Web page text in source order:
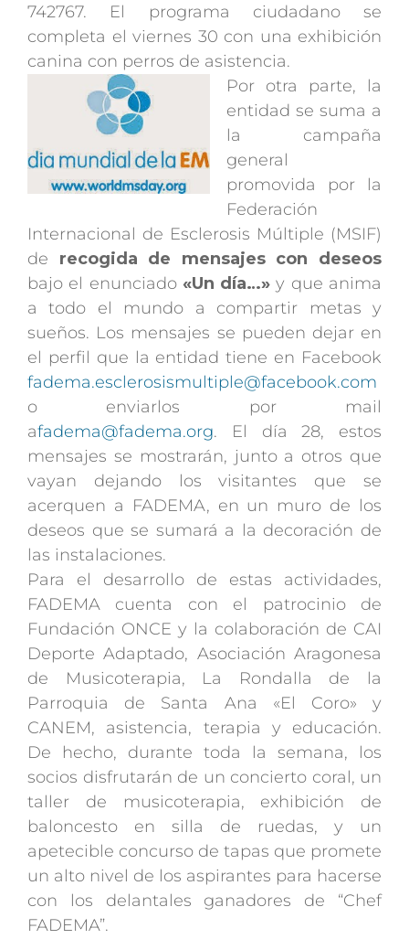
742767. El programa ciudadano se
completa el viernes 30 con una exhibición
canina con perros de asistencia.
Por otra parte, la
entidad se suma a
la campaña
general
promovida por la
Federación
Internacional de Esclerosis Múltiple (MSIF)
de recogida de mensajes con deseos
bajo el enunciado «Un día…» y que anima
a todo el mundo a compartir metas y
sueños. Los mensajes se pueden dejar en
el perfil que la entidad tiene en Facebook
fadema.esclerosismultiple@facebook.com
o enviarlos por mail
afadema@fadema.org. El día 28, estos
mensajes se mostrarán, junto a otros que
vayan dejando los visitantes que se
acerquen a FADEMA, en un muro de los
deseos que se sumará a la decoración de
las instalaciones.
Para el desarrollo de estas actividades,
FADEMA cuenta con el patrocinio de
Fundación ONCE y la colaboración de CAI
Deporte Adaptado, Asociación Aragonesa
de Musicoterapia, La Rondalla de la
Parroquia de Santa Ana «El Coro» y
CANEM, asistencia, terapia y educación.
De hecho, durante toda la semana, los
socios disfrutarán de un concierto coral, un
taller de musicoterapia, exhibición de
baloncesto en silla de ruedas, y un
apetecible concurso de tapas que promete
un alto nivel de los aspirantes para hacerse
con los delantales ganadores de “Chef
FADEMA”.